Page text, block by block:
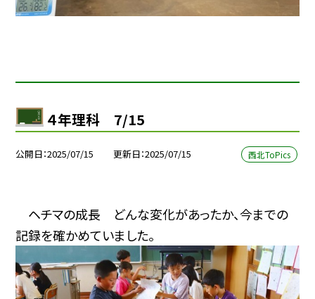
４年理科 7/15
公開日 2025/07/15 更新日 2025/07/15 西北ToPics
ヘチマの成長 どんな変化があったか、今までの
記録を確かめていました。